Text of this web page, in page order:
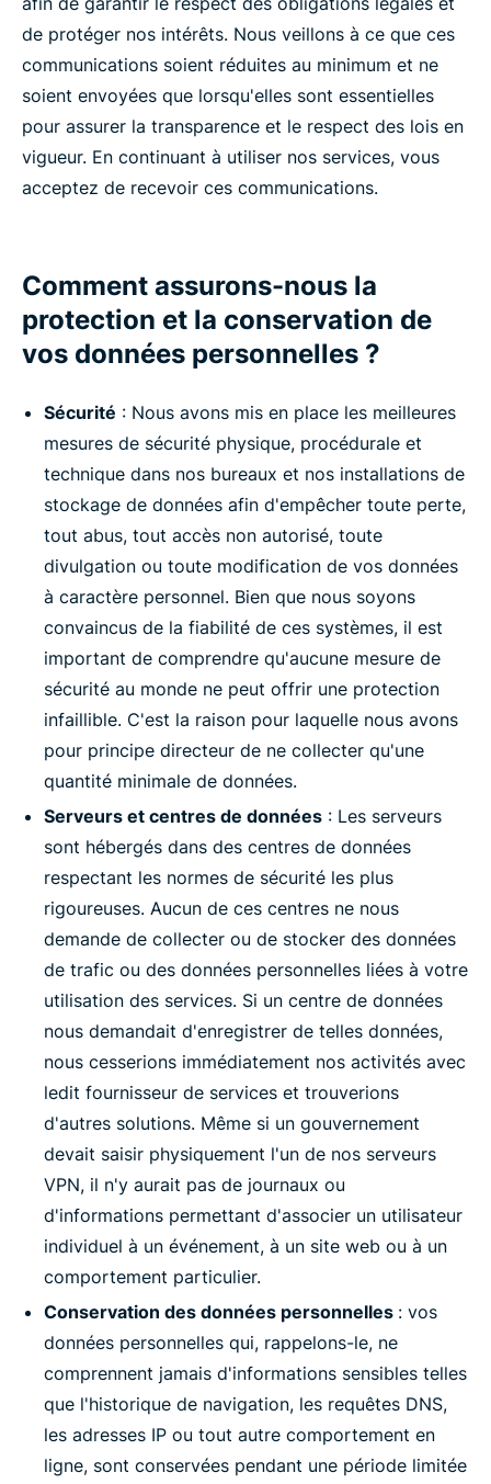
de protéger nos intérêts. Nous veillons à ce que ces
communications soient réduites au minimum et ne
soient envoyées que lorsqu'elles sont essentielles
pour assurer la transparence et le respect des lois en
vigueur. En continuant à utiliser nos services, vous
acceptez de recevoir ces communications.
Comment assurons-nous la
protection et la conservation de
vos données personnelles ?
Sécurité : Nous avons mis en place les meilleures
mesures de sécurité physique, procédurale et
technique dans nos bureaux et nos installations de
stockage de données afin d'empêcher toute perte,
tout abus, tout accès non autorisé, toute
divulgation ou toute modification de vos données
à caractère personnel. Bien que nous soyons
convaincus de la fiabilité de ces systèmes, il est
important de comprendre qu'aucune mesure de
sécurité au monde ne peut offrir une protection
infaillible. C'est la raison pour laquelle nous avons
pour principe directeur de ne collecter qu'une
quantité minimale de données.
Serveurs et centres de données : Les serveurs
sont hébergés dans des centres de données
respectant les normes de sécurité les plus
rigoureuses. Aucun de ces centres ne nous
demande de collecter ou de stocker des données
de trafic ou des données personnelles liées à votre
utilisation des services. Si un centre de données
nous demandait d'enregistrer de telles données,
nous cesserions immédiatement nos activités avec
ledit fournisseur de services et trouverions
d'autres solutions. Même si un gouvernement
devait saisir physiquement l'un de nos serveurs
VPN, il n'y aurait pas de journaux ou
d'informations permettant d'associer un utilisateur
individuel à un événement, à un site web ou à un
comportement particulier.
Conservation des données personnelles : vos
données personnelles qui, rappelons-le, ne
comprennent jamais d'informations sensibles telles
que l'historique de navigation, les requêtes DNS,
les adresses IP ou tout autre comportement en
ligne, sont conservées pendant une période limitée